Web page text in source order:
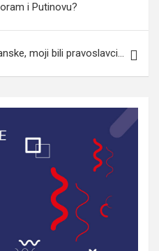
i Putinovu?
moji bili pravoslavci…